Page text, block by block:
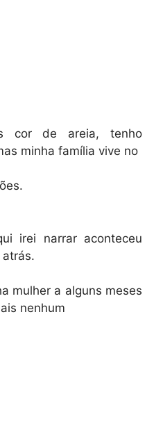
cor de areia, tenho
minha família vive no
irei narrar aconteceu
atrás.
mulher a alguns meses
nenhum